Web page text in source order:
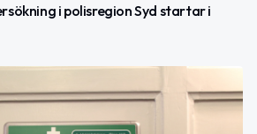
i polisregion Syd startar i